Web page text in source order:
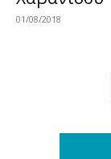
01/08/2018